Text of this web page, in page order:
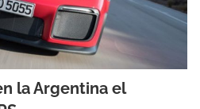
la Argentina el